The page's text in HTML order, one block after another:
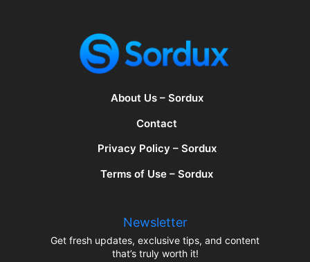
About Us – Sordux
Contact
Privacy Policy – Sordux
Terms of Use – Sordux
Newsletter
Get fresh updates, exclusive tips, and content
that’s truly worth it!